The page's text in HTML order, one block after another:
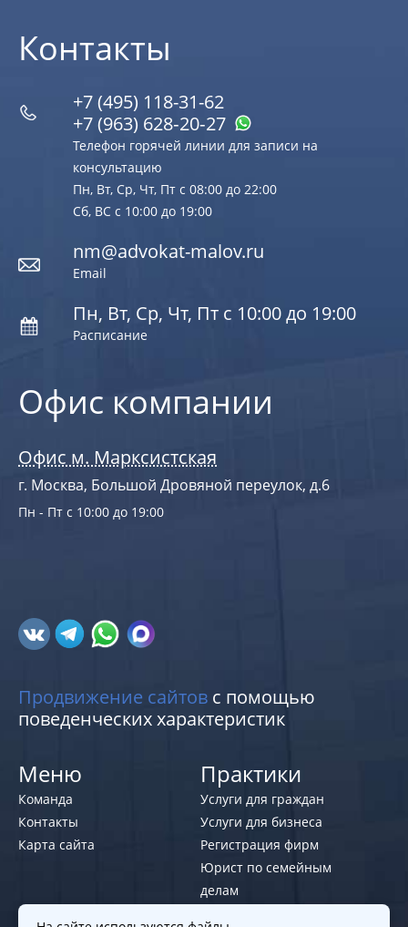
Офис компании
Офис м. Марксистская
г. Москва, Большой Дровяной переулок, д.6
Пн - Пт с 10:00 до 19:00
Контакты
+7 (495) 118-31-62
+7 (963) 628‑20‑27
Телефон горячей линии для записи на
консультацию
Пн, Вт, Ср, Чт, Пт с 08:00 до 22:00
Сб, ВС с 10:00 до 19:00
nm@advokat-malov.ru
Email
Пн, Вт, Ср, Чт, Пт с 10:00 до 19:00
Расписание
Продвижение сайтов с помощью
поведенческих характеристик
Меню
Команда
Контакты
Карта сайта
Практики
Услуги для граждан
Услуги для бизнеса
Регистрация фирм
Юрист по семейным
делам